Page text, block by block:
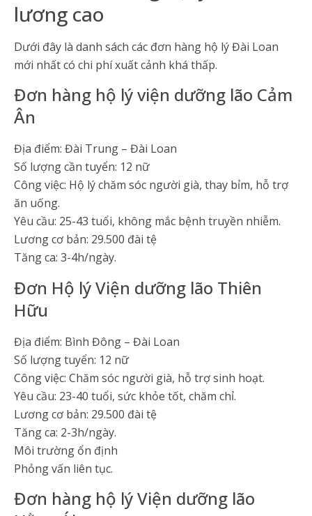
lương cao
Dưới đây là danh sách các đơn hàng hộ lý Đài Loan
mới nhất có chi phí xuất cảnh khá thấp.
Đơn hàng hộ lý viện dưỡng lão Cảm
Ân
Địa điểm: Đài Trung – Đài Loan
Số lượng cần tuyển: 12 nữ
Công việc: Hộ lý chăm sóc người già, thay bỉm, hỗ trợ
ăn uống.
Yêu cầu: 25-43 tuổi, không mắc bệnh truyền nhiễm.
Lương cơ bản: 29.500 đài tệ
Tăng ca: 3-4h/ngày.
Đơn Hộ lý Viện dưỡng lão Thiên
Hữu
Địa điểm: Bình Đông – Đài Loan
Số lượng tuyển: 12 nữ
Công việc: Chăm sóc người già, hỗ trợ sinh hoạt.
Yêu cầu: 23-40 tuổi, sức khỏe tốt, chăm chỉ.
Lương cơ bản: 29.500 đài tệ
Tăng ca: 2-3h/ngày.
Môi trường ổn định
Phỏng vấn liên tục.
Đơn hàng hộ lý Viện dưỡng lão